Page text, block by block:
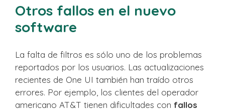
Otros fallos en el nuevo
software
La falta de filtros es sólo uno de los problemas
reportados por los usuarios. Las actualizaciones
recientes de One UI también han traído otros
errores. Por ejemplo, los clientes del operador
americano AT&T tienen dificultades con fallos